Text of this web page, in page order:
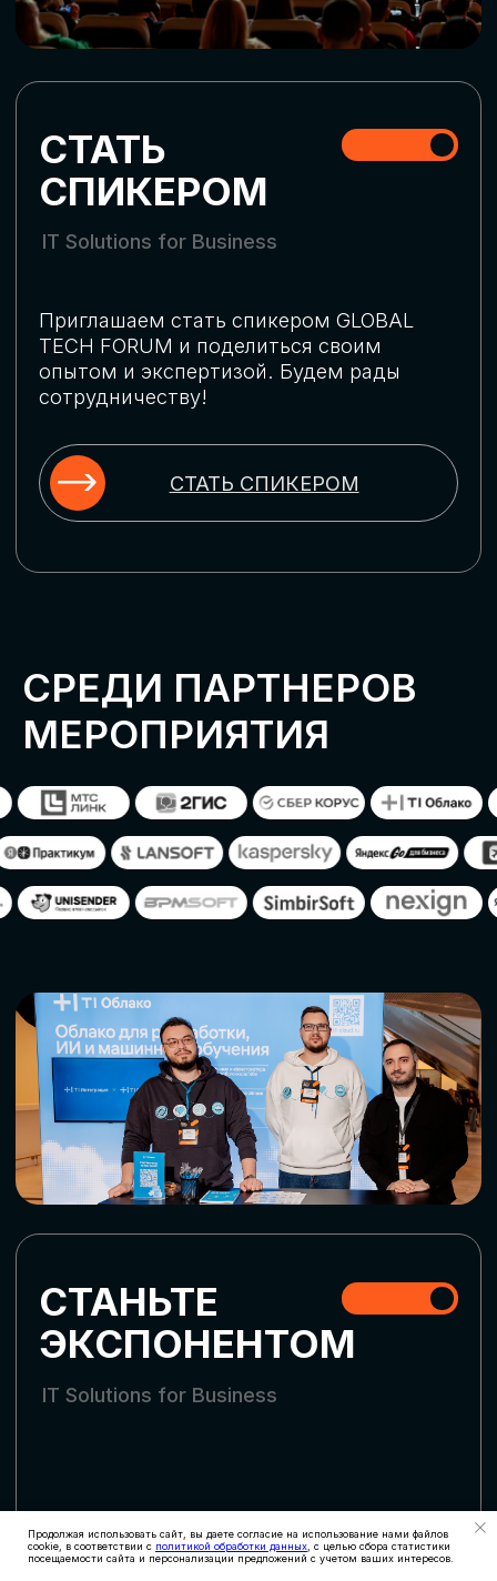
Продолжая использовать сайт, вы даете согласие на использование нами файлов
cookie, в соответствии с политикой обработки данных , с целью сбора статистики
посещаемости сайта и персонализации предложений с учетом ваших интересов.
ЗАЯВКУ
АККРЕДИТАЦИЯ
СМИ
СКАЧАТЬ ПРОГРАММУ
СТАТЬ СПИКЕРОМ
Оставьте заявку, наши менеджеры
свяжутся с вами
СТАТЬ УЧАСТНИКОМ